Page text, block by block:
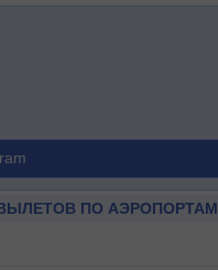
ПО АЭРОПОРТАМ